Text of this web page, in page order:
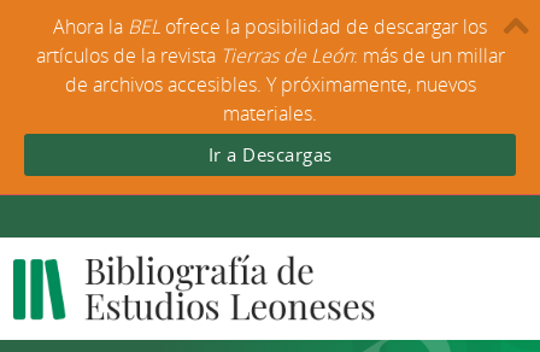
Ahora la BEL ofrece la posibilidad de descargar los
artículos de la revista Tierras de León: más de un millar
de archivos accesibles. Y próximamente, nuevos
materiales.
Ir a Descargas